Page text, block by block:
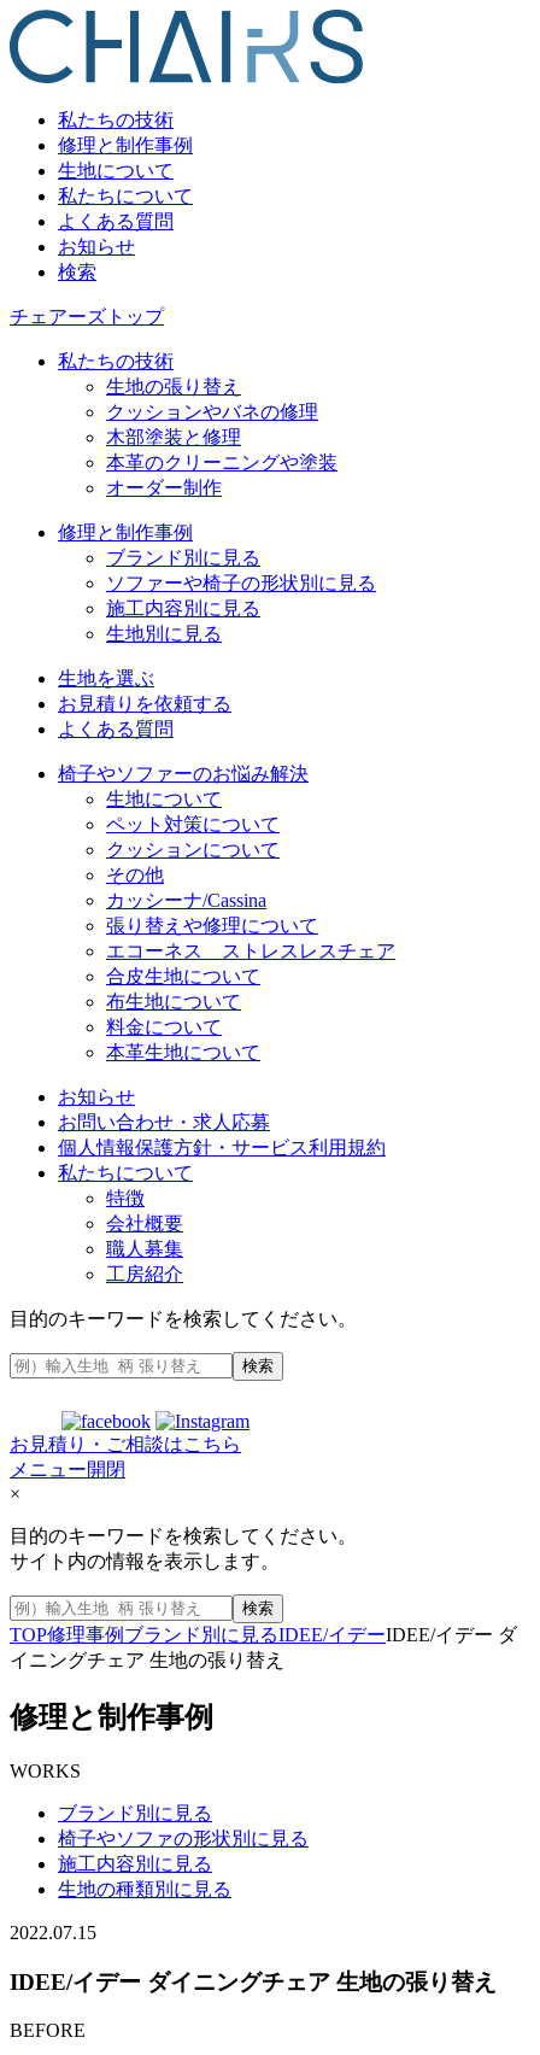
私たちの技術
修理と制作事例
生地について
私たちについて
よくある質問
お知らせ
検索
チェアーズトップ
私たちの技術
生地の張り替え
クッションやバネの修理
木部塗装と修理
本革のクリーニングや塗装
オーダー制作
修理と制作事例
ブランド別に見る
ソファーや椅子の形状別に見る
施工内容別に見る
生地別に見る
生地を選ぶ
お見積りを依頼する
よくある質問
椅子やソファーのお悩み解決
生地について
ペット対策について
クッションについて
その他
カッシーナ/Cassina
張り替えや修理について
エコーネス ストレスレスチェア
合皮生地について
布生地について
料金について
本革生地について
お知らせ
お問い合わせ・求人応募
個人情報保護方針・サービス利用規約
私たちについて
特徴
会社概要
職人募集
工房紹介
目的のキーワードを検索してください。
検索
お見積り・ご相談はこちら
メニュー開閉
×
目的のキーワードを検索してください。
サイト内の情報を表示します。
検索
TOP修理事例 ブランド別に見るIDEE/イデーIDEE/イデー ダ
イニングチェア 生地の張り替え
修理と制作事例
WORKS
ブランド別に見る
椅子やソファの形状別に見る
施工内容別に見る
生地の種類別に見る
2022.07.15
IDEE/イデー ダイニングチェア 生地の張り替え
BEFORE